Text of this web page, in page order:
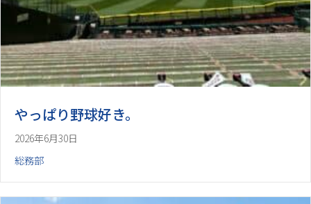
やっぱり野球好き。
2026年6月30日
総務部